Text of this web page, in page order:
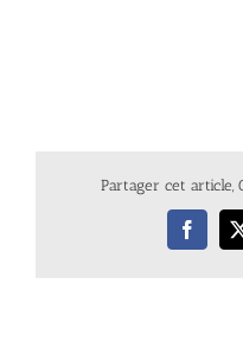
Partager cet article,